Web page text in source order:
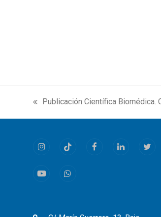
previous
post:
Publicación Científica Biomédica.
InstagramTiktok FacebookLinkedIn
YoutubeWhatsapp